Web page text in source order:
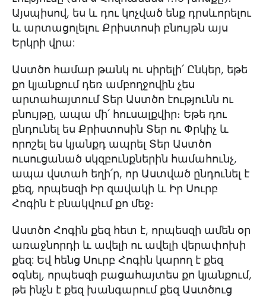
Այսպիսով, ես և դու կոչված ենք դրսևորելու
և արտացոլելու Քրիստոսի բնույթն այս
Երկրի վրա:
Աստծո համար թանկ ու սիրելի՛ Ընկեր, եթե
քո կյանքում դեռ ամբողջովին չես
արտահայտում Տեր Աստծո էությունն ու
բնույթը, ապա մի՛ հուսալքվիր։ Եթե դու
ընդունել ես Քրիստոսին Տեր ու Փրկիչ և
որոշել ես կյանքդ ապրել Տեր Աստծո
ուսուցանած սկզբունքներին համահունչ,
ապա վստահ եղի՛ր, որ Աստված ընդունել է
քեզ, որպեսզի Իր զավակի և Իր Սուրբ
Հոգին է բնակվում քո մեջ։
Աստծո Հոգին քեզ հետ է, որպեսզի ամեն օր
առաջնորդի և ավելի ու ավելի վերափոխի
քեզ: Եվ հենց Սուրբ Հոգին կարող է քեզ
օգնել, որպեսզի բացահայտես քո կյանքում,
թե ինչն է քեզ խանգարում քեզ Աստծուց